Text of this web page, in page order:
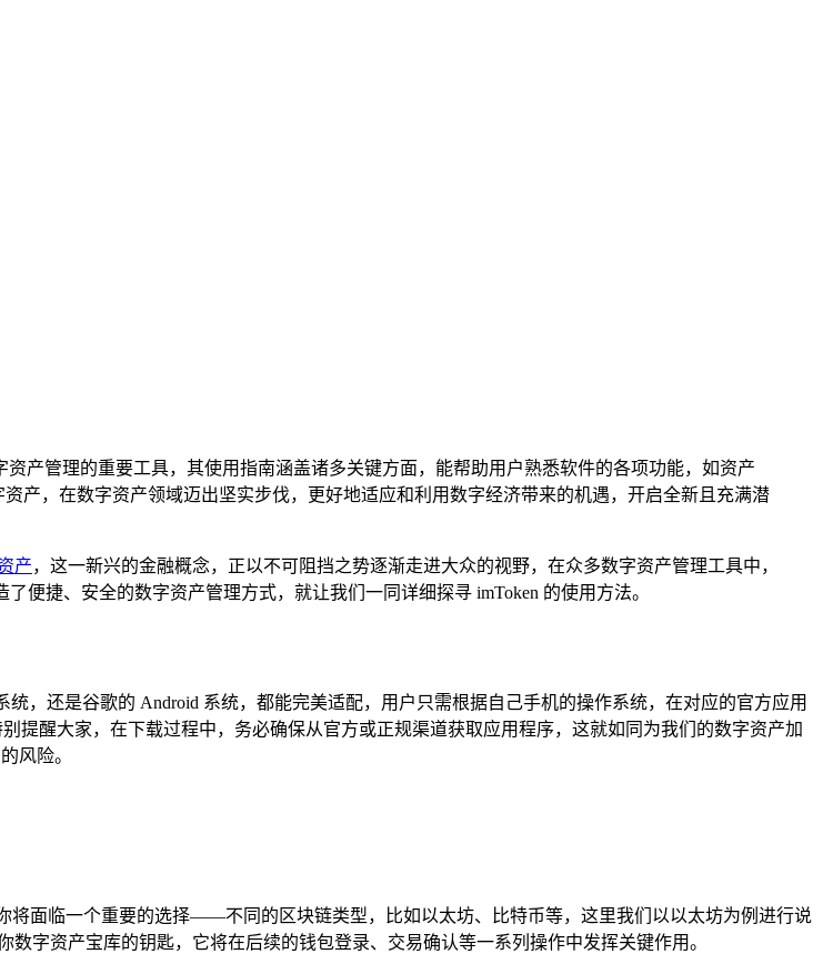
产管理的重要工具，其使用指南涵盖诸多关键方面，能帮助用户熟悉软件的各项功能，如资产
产，在数字资产领域迈出坚实步伐，更好地适应和利用数字经济带来的机遇，开启全新且充满潜
产，这一新兴的金融概念，正以不可阻挡之势逐渐走进大众的视野，在众多数字资产管理工具中，
便捷、安全的数字资产管理方式，就让我们一同详细探寻 imToken 的使用方法。
，还是谷歌的 Android 系统，都能完美适配，用户只需根据自己手机的操作系统，在对应的官方应用
提醒大家，在下载过程中，务必确保从官方或正规渠道获取应用程序，这就如同为我们的数字资产加
风险。
将面临一个重要的选择——不同的区块链类型，比如以太坊、比特币等，这里我们以以太坊为例进行说
字资产宝库的钥匙，它将在后续的钱包登录、交易确认等一系列操作中发挥关键作用。